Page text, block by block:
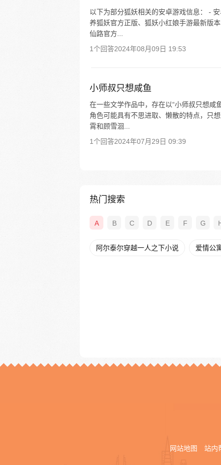
以下为部分狐妖相关的安卓游戏信息： -
养狐妖官方正版、狐妖小红娘手游最新版
仙路官方...
1个回答2024年08月09日 19:53
小师叔只想咸鱼
在一些文学作品中，存在以“小师叔只想咸
角色可能具有不思进取、懒散的特点，只
霄和顾雪洄...
1个回答2024年07月29日 09:39
热门搜索
A B C D E F G
阿尔泰尔穿越一人之下小说 爱情公
网站地图 站内